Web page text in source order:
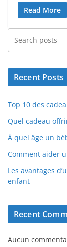
Read More
Recent Posts
Top 10 des
Quel cadeau
À quel âge un
Comment aider
Les avantages
enfant
Recent
Aucun